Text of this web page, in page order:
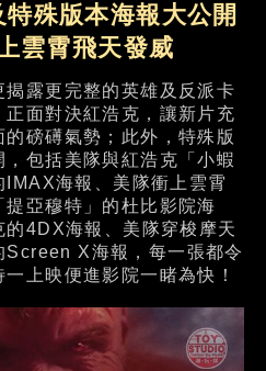
殊版本海報大公開
雲霄飛天發威
露更完整的英雄及反派卡
面對決紅浩克，讓新片充
磅礡氣勢；此外，特殊版
包括美隊與紅浩克「小蝦
海報、美隊衝上雲霄
亞穆特」的杜比影院海
4DX海報、美隊穿梭摩天
Screen X海報，每一張都令
上映便進影院一睹為快！